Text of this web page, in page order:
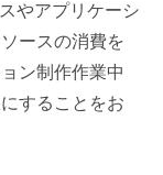
やアプリケーシ
ースの消費を
ン制作作業中
することをお